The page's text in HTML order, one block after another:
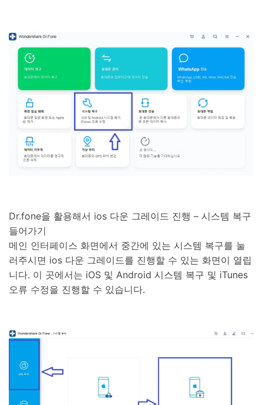
Dr.fone을 활용해서 ios 다운 그레이드 진행 – 시스템 복구
들어가기
메인 인터페이스 화면에서 중간에 있는 시스템 복구를 눌
러주시면 ios 다운 그레이드를 진행할 수 있는 화면이 열립
니다. 이 곳에서는 iOS 및 Android 시스템 복구 및 iTunes
오류 수정을 진행할 수 있습니다.